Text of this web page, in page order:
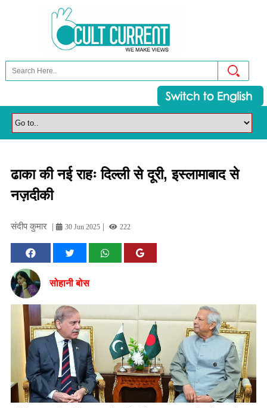
ढाका की नई राहः दिल्ली से दूरी, इस्लामाबाद से
नज़दीकी
संदीप कुमार| 30 Jun 2025| 222
सोहानी बोस